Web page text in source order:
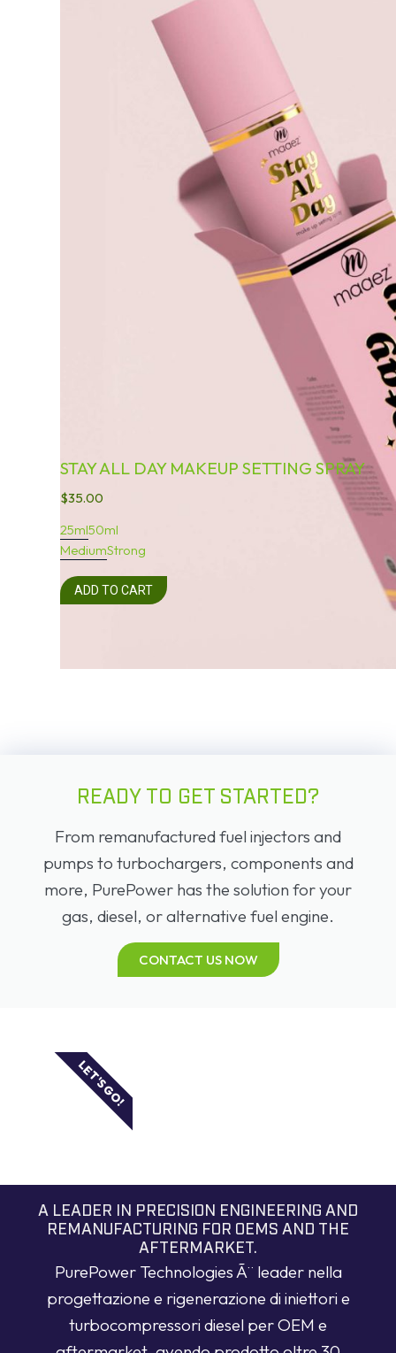
STAY ALL DAY MAKEUP SETTING SPRAY
$35.00
25ml50ml
MediumStrong
ADD TO CART
READY TO GET STARTED?
From remanufactured fuel injectors and
pumps to turbochargers, components and
more, PurePower has the solution for your
gas, diesel, or alternative fuel engine.
CONTACT US NOW
LET'S GO!
A LEADER IN PRECISION ENGINEERING AND
REMANUFACTURING FOR OEMS AND THE
AFTERMARKET.
PurePower Technologies Ã¨ leader nella
progettazione e rigenerazione di iniettori e
turbocompressori diesel per OEM e